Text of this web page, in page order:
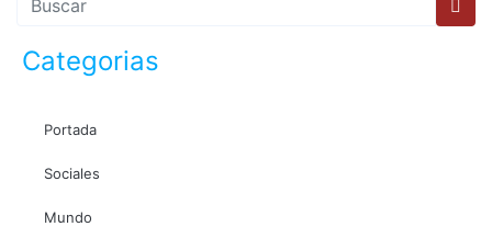
Categorias
Portada
Sociales
Mundo